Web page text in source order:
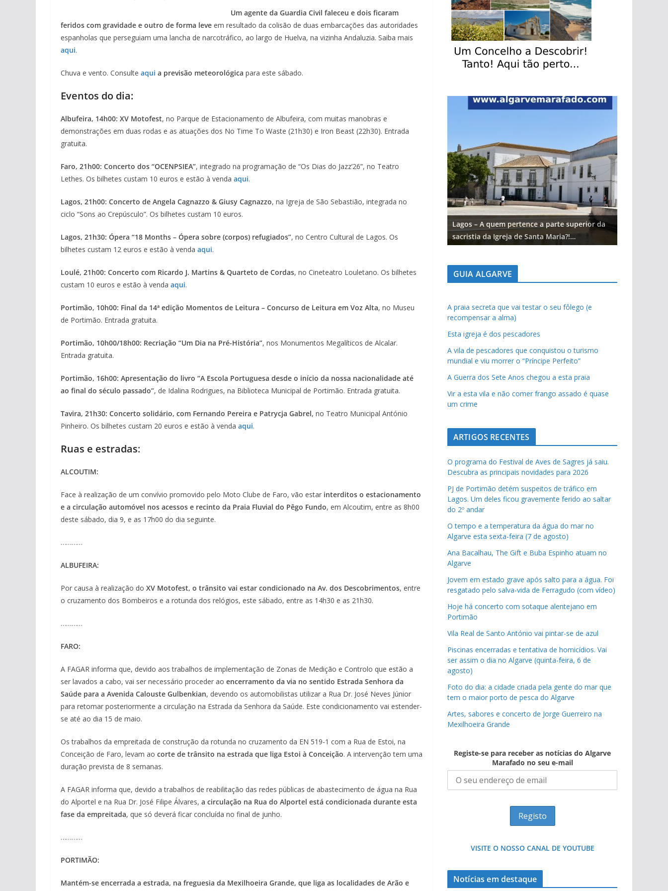
Um agente da Guardia Civil faleceu e dois ficaram
feridos com gravidade e outro de forma leve em resultado da colisão de duas embarcações das autoridades
espanholas que perseguiam uma lancha de narcotráfico, ao largo de Huelva, na vizinha Andaluzia. Saiba mais
aqui.
Chuva e vento. Consulte aqui a previsão meteorológica para este sábado.
Eventos do dia:
Albufeira, 14h00: XV Motofest, no Parque de Estacionamento de Albufeira, com muitas manobras e
demonstrações em duas rodas e as atuações dos No Time To Waste (21h30) e Iron Beast (22h30). Entrada
gratuita.
Faro, 21h00: Concerto dos “OCENPSIEA”, integrado na programação de “Os Dias do Jazz’26”, no Teatro
Lethes. Os bilhetes custam 10 euros e estão à venda aqui.
Lagos, 21h00: Concerto de Angela Cagnazzo & Giusy Cagnazzo, na Igreja de São Sebastião, integrada no
ciclo “Sons ao Crepúsculo”. Os bilhetes custam 10 euros.
Lagos, 21h30: Ópera “18 Months – Ópera sobre (corpos) refugiados”, no Centro Cultural de Lagos. Os
bilhetes custam 12 euros e estão à venda aqui.
Loulé, 21h00: Concerto com Ricardo J. Martins & Quarteto de Cordas, no Cineteatro Louletano. Os bilhetes
custam 10 euros e estão à venda aqui.
Portimão, 10h00: Final da 14ª edição Momentos de Leitura – Concurso de Leitura em Voz Alta, no Museu
de Portimão. Entrada gratuita.
Portimão, 10h00/18h00: Recriação “Um Dia na Pré-História”, nos Monumentos Megalíticos de Alcalar.
Entrada gratuita.
Portimão, 16h00: Apresentação do livro “A Escola Portuguesa desde o início da nossa nacionalidade até
ao final do século passado”, de Idalina Rodrigues, na Biblioteca Municipal de Portimão. Entrada gratuita.
Tavira, 21h30: Concerto solidário, com Fernando Pereira e Patrycja Gabrel, no Teatro Municipal António
Pinheiro. Os bilhetes custam 20 euros e estão à venda aqui.
Ruas e estradas:
ALCOUTIM:
Face à realização de um convívio promovido pelo Moto Clube de Faro, vão estar interditos o estacionamento
e a circulação automóvel nos acessos e recinto da Praia Fluvial do Pêgo Fundo, em Alcoutim, entre as 8h00
deste sábado, dia 9, e as 17h00 do dia seguinte.
…………
ALBUFEIRA:
Por causa à realização do XV Motofest, o trânsito vai estar condicionado na Av. dos Descobrimentos, entre
o cruzamento dos Bombeiros e a rotunda dos relógios, este sábado, entre as 14h30 e as 21h30.
…………
FARO:
A FAGAR informa que, devido aos trabalhos de implementação de Zonas de Medição e Controlo que estão a
ser lavados a cabo, vai ser necessário proceder ao encerramento da via no sentido Estrada Senhora da
Saúde para a Avenida Calouste Gulbenkian, devendo os automobilistas utilizar a Rua Dr. José Neves Júnior
para retomar posteriormente a circulação na Estrada da Senhora da Saúde. Este condicionamento vai estender-
se até ao dia 15 de maio.
Os trabalhos da empreitada de construção da rotunda no cruzamento da EN 519-1 com a Rua de Estoi, na
Conceição de Faro, levam ao corte de trânsito na estrada que liga Estoi à Conceição. A intervenção tem uma
duração prevista de 8 semanas.
A FAGAR informa que, devido a trabalhos de reabilitação das redes públicas de abastecimento de água na Rua
do Alportel e na Rua Dr. José Filipe Álvares, a circulação na Rua do Alportel está condicionada durante esta
fase da empreitada, que só deverá ficar concluída no final de junho.
…………
PORTIMÃO:
Mantém-se encerrada a estrada, na freguesia da Mexilhoeira Grande, que liga as localidades de Arão e
sacristia da Igreja de Santa Maria?!…
Lagos – A quem pertence a parte superior da
sacristia da Igreja de Santa Maria?!…
GUIA ALGARVE
A praia secreta que vai testar o seu fôlego (e
recompensar a alma)
Esta igreja é dos pescadores
A vila de pescadores que conquistou o turismo
mundial e viu morrer o “Príncipe Perfeito”
A Guerra dos Sete Anos chegou a esta praia
Vir a esta vila e não comer frango assado é quase
um crime
ARTIGOS RECENTES
O programa do Festival de Aves de Sagres já saiu.
Descubra as principais novidades para 2026
PJ de Portimão detém suspeitos de tráfico em
Lagos. Um deles ficou gravemente ferido ao saltar
do 2º andar
O tempo e a temperatura da água do mar no
Algarve esta sexta-feira (7 de agosto)
Ana Bacalhau, The Gift e Buba Espinho atuam no
Algarve
Jovem em estado grave após salto para a água. Foi
resgatado pelo salva-vida de Ferragudo (com vídeo)
Hoje há concerto com sotaque alentejano em
Portimão
Vila Real de Santo António vai pintar-se de azul
Piscinas encerradas e tentativa de homicídios. Vai
ser assim o dia no Algarve (quinta-feira, 6 de
agosto)
Foto do dia: a cidade criada pela gente do mar que
tem o maior porto de pesca do Algarve
Artes, sabores e concerto de Jorge Guerreiro na
Mexilhoeira Grande
Registe-se para receber as notícias do Algarve
Marafado no seu e-mail
VISITE O NOSSO CANAL DE YOUTUBE
Notícias em destaque